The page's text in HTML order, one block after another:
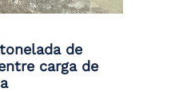
de
carga de